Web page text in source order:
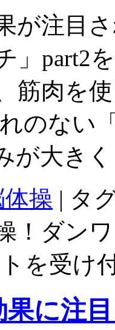
が注目
」part2
筋肉を
のない
が大き
体操 | タ
！ダン
を受け
に注